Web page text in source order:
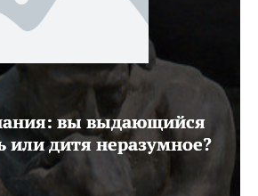
вы выдающийся
или дитя неразумное?